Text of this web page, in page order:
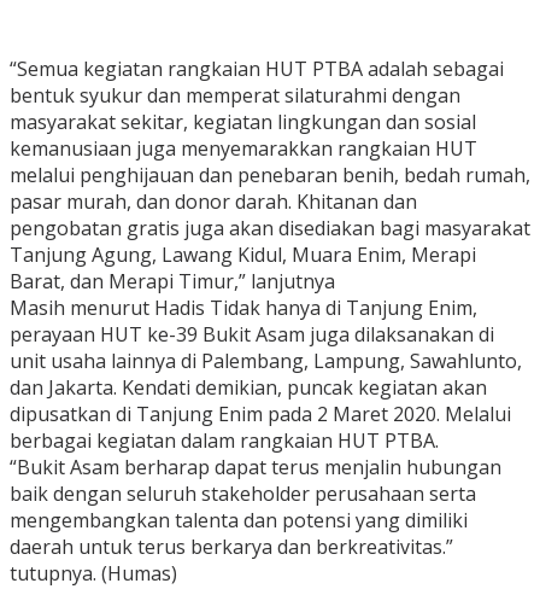
“Semua kegiatan rangkaian HUT PTBA adalah sebagai
bentuk syukur dan memperat silaturahmi dengan
masyarakat sekitar, kegiatan lingkungan dan sosial
kemanusiaan juga menyemarakkan rangkaian HUT
melalui penghijauan dan penebaran benih, bedah rumah,
pasar murah, dan donor darah. Khitanan dan
pengobatan gratis juga akan disediakan bagi masyarakat
Tanjung Agung, Lawang Kidul, Muara Enim, Merapi
Barat, dan Merapi Timur,” lanjutnya
Masih menurut Hadis Tidak hanya di Tanjung Enim,
perayaan HUT ke-39 Bukit Asam juga dilaksanakan di
unit usaha lainnya di Palembang, Lampung, Sawahlunto,
dan Jakarta. Kendati demikian, puncak kegiatan akan
dipusatkan di Tanjung Enim pada 2 Maret 2020. Melalui
berbagai kegiatan dalam rangkaian HUT PTBA.
“Bukit Asam berharap dapat terus menjalin hubungan
baik dengan seluruh stakeholder perusahaan serta
mengembangkan talenta dan potensi yang dimiliki
daerah untuk terus berkarya dan berkreativitas.”
tutupnya. (Humas)